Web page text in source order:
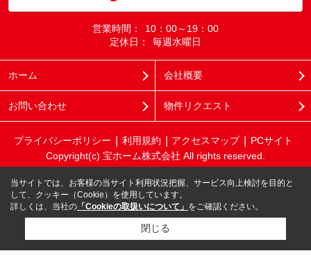
営業時間：
10：00～19：00
定休日：
毎週水曜日
ホーム 会社概要
お問い合わせ 物件リクエスト
プライバシーポリシー 利用規約 アクセスマップ
PCサイト
Copyright(c) 宝ホーム株式会社 All rights reserved.
当サイトでは、お客様の当サイト利用状況把握、サービス向上検討を目的と
して、クッキー（Cookie）を使用しています。
詳しくは、当社の 「Cookieの取扱いについて」 をご確認ください。
閉じる